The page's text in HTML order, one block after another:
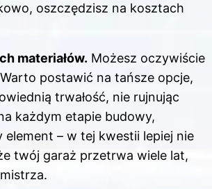
oszczędzisz na kosztach
materiałów. Możesz oczywiście
postawić na tańsze opcje,
trwałość, nie rujnując
każdym etapie budowy,
– w tej kwestii lepiej nie
twój garaż przetrwa wiele lat,